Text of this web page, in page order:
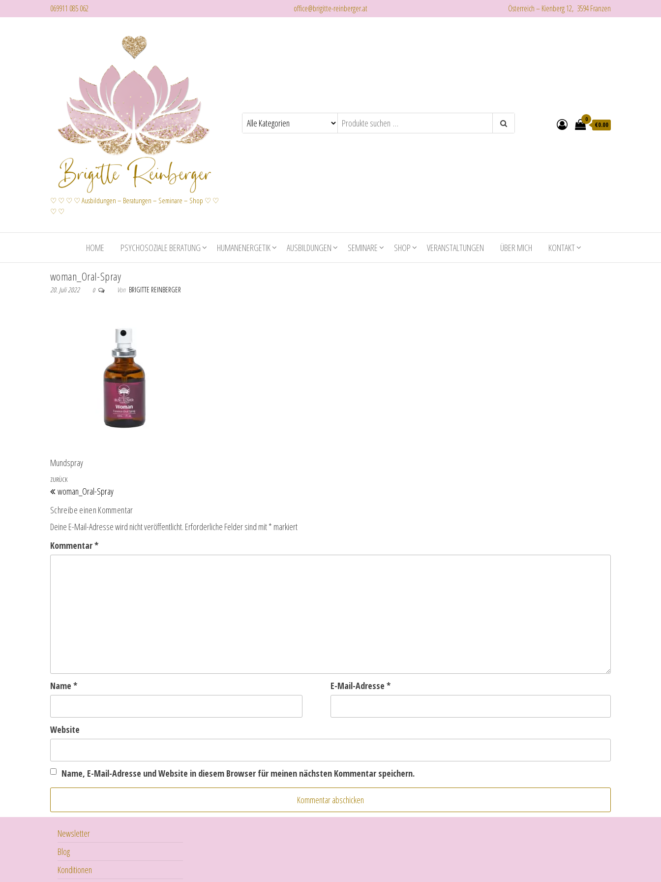
069911 085 062 office@brigitte-reinberger.at Österreich – Kienberg 12, 3594 Franzen
♡ ♡ ♡ ♡ Ausbildungen – Beratungen – Seminare – Shop ♡ ♡
♡ ♡
0
€0.00
HOME PSYCHOSOZIALE BERATUNG HUMANENERGETIK AUSBILDUNGEN SEMINARE SHOP VERANSTALTUNGEN ÜBER MICH KONTAKT
woman_Oral-Spray
20. Juli 2022 0 Von BRIGITTE REINBERGER
Mundspray
Beitragsnavigation
Vorheriger Beitrag
ZURÜCK
woman_Oral-Spray
Schreibe einen Kommentar
Deine E-Mail-Adresse wird nicht veröffentlicht. Erforderliche Felder sind mit* markiert
Kommentar*
Name * E-Mail-Adresse *
Website
Name, E-Mail-Adresse und Website in diesem Browser für meinen nächsten Kommentar speichern.
Newsletter
Blog
Konditionen